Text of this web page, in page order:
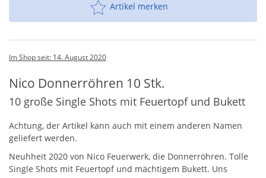
Artikel merken
Im Shop seit: 14. August 2020
Nico Donnerröhren 10 Stk.
10 große Single Shots mit Feuertopf und Bukett
Achtung, der Artikel kann auch mit einem anderen Namen
geliefert werden.
Neuhheit 2020 von Nico Feuerwerk, die Donnerröhren. Tolle
Single Shots mit Feuertopf und mächtigem Bukett. Uns